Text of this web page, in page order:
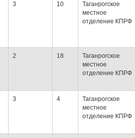
3 10
Таганрогское
местное
отделение КПРФ
2 18
Таганрогское
местное
отделение КПРФ
3 4
Таганрогское
местное
отделение КПРФ